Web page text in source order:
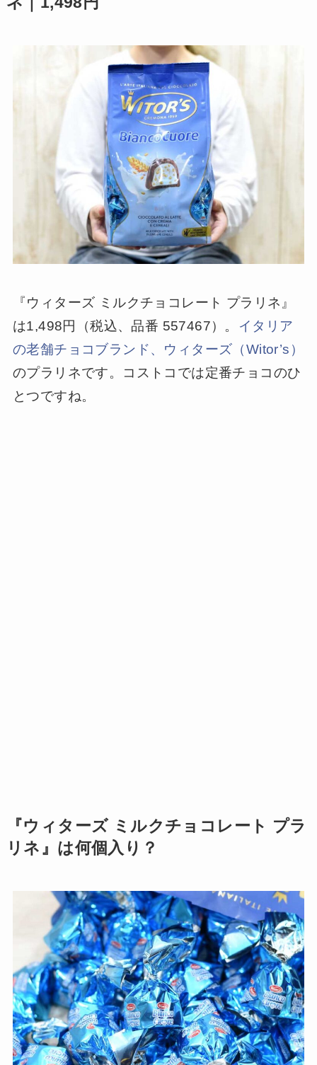
『ウィターズ ミルクチョコレート プラリネ』
は1,498円（税込、品番 557467）。
イタリア
の老舗チョコブランド、ウィターズ（Witor’s）
のプラリネです。コストコでは定番チョコのひ
とつですね。
『ウィターズ ミルクチョコレート プラ
リネ』は何個入り？